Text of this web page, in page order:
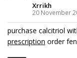
Xrrikh
20 November
purchase calcitriol
prescription order